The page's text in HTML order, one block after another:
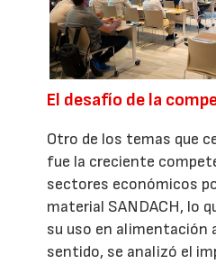
El desafío de la
Otro de los temas que
fue la creciente
sectores económicos
material SANDACH, lo
su uso en alimentación
sentido, se analizó el